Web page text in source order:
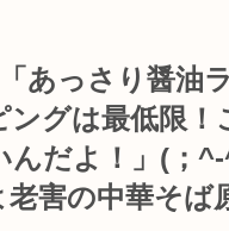
を逮捕。tiktokで踊る顔見知
ェミガキども騙すぞ
にプレイしたらわかるけど
先輩から送られてきたライン
たの30~90万円と判明…
「あっさり醤油
ングは最低限！
んだよ！」(；
老害の中華そば